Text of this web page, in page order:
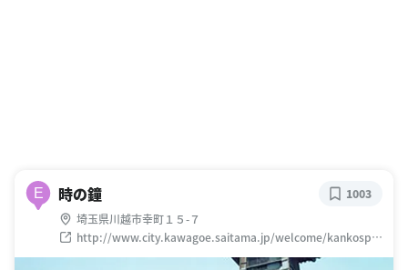
E 時の鐘
埼玉県川越市幸町１５-７
http://www.city.kawagoe.saitama.jp/welcome/kankospot
/kurazukurizone/tokinokane.html
1003